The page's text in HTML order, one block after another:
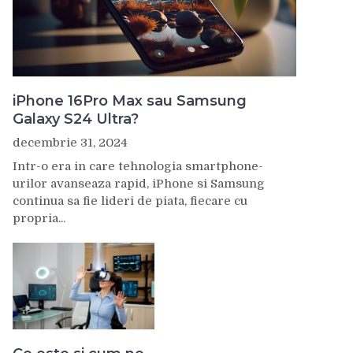
iPhone 16Pro Max sau Samsung
Galaxy S24 Ultra?
decembrie 31, 2024
Intr-o era in care tehnologia smartphone-
urilor avanseaza rapid, iPhone si Samsung
continua sa fie lideri de piata, fiecare cu
propria...